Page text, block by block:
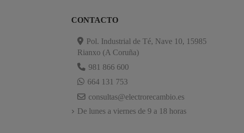
CONTACTO
Pol. Industrial de Té, Nave 10, 15985
Rianxo (A Coruña)
981 866 600
664 131 753
consultas@electrorecambio.es
De lunes a viernes de 9 a 18 horas